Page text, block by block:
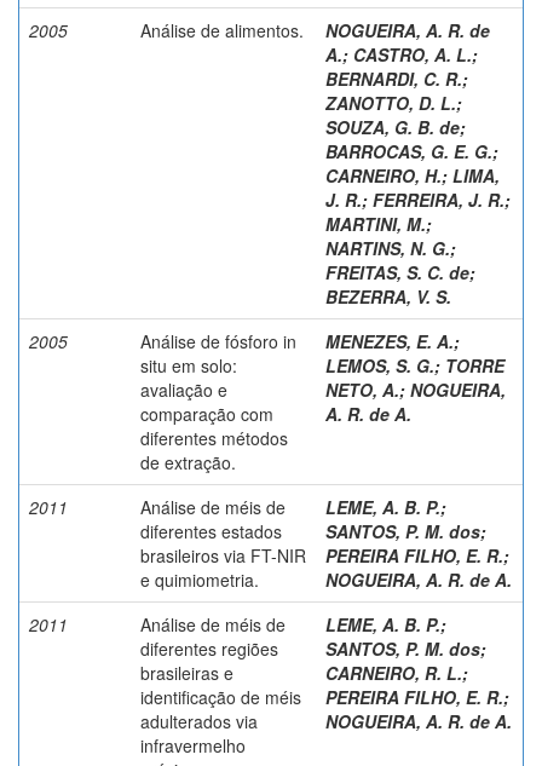
2005
Análise de alimentos.
NOGUEIRA, A. R. de
A.; CASTRO, A. L.;
BERNARDI, C. R.;
ZANOTTO, D. L.;
SOUZA, G. B. de;
BARROCAS, G. E. G.;
CARNEIRO, H.; LIMA,
J. R.; FERREIRA, J. R.;
MARTINI, M.;
NARTINS, N. G.;
FREITAS, S. C. de;
BEZERRA, V. S.
2005
Análise de fósforo in
situ em solo:
avaliação e
comparação com
diferentes métodos
de extração.
MENEZES, E. A.;
LEMOS, S. G.; TORRE
NETO, A.; NOGUEIRA,
A. R. de A.
2011
Análise de méis de
diferentes estados
brasileiros via FT-NIR
e quimiometria.
LEME, A. B. P.;
SANTOS, P. M. dos;
PEREIRA FILHO, E. R.;
NOGUEIRA, A. R. de A.
2011
Análise de méis de
diferentes regiões
brasileiras e
identificação de méis
adulterados via
infravermelho
LEME, A. B. P.;
SANTOS, P. M. dos;
CARNEIRO, R. L.;
PEREIRA FILHO, E. R.;
NOGUEIRA, A. R. de A.